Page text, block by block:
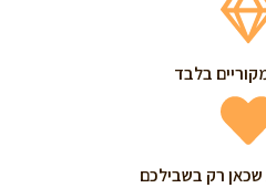
בלבד
שכאן רק בשבילכם